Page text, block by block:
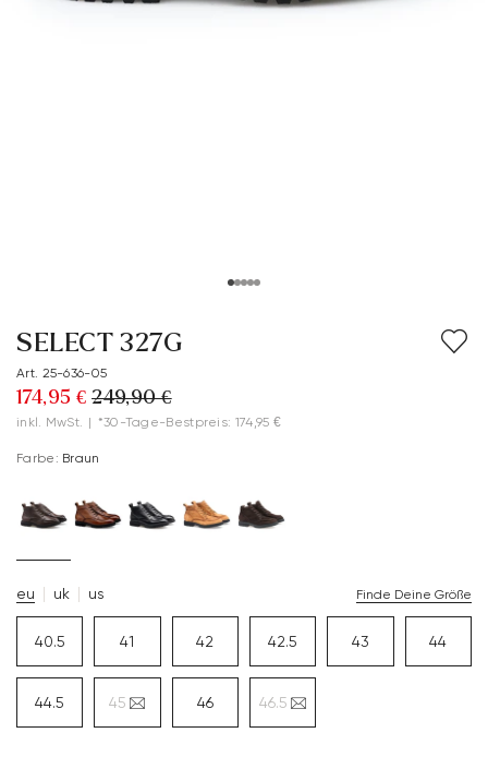
SELECT 327G
Art. 25-636-05
174,95 € 249,90 €
inkl. MwSt. | *30-Tage-Bestpreis: 174,95 €
Farbe: Braun
eu uk us Finde Deine Größe
40.5 41 42 42.5 43 44
44.5 45 46 46.5